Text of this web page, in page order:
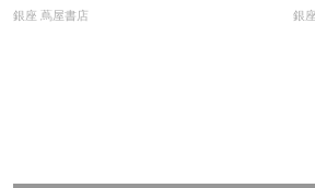
銀座 蔦屋書店 銀